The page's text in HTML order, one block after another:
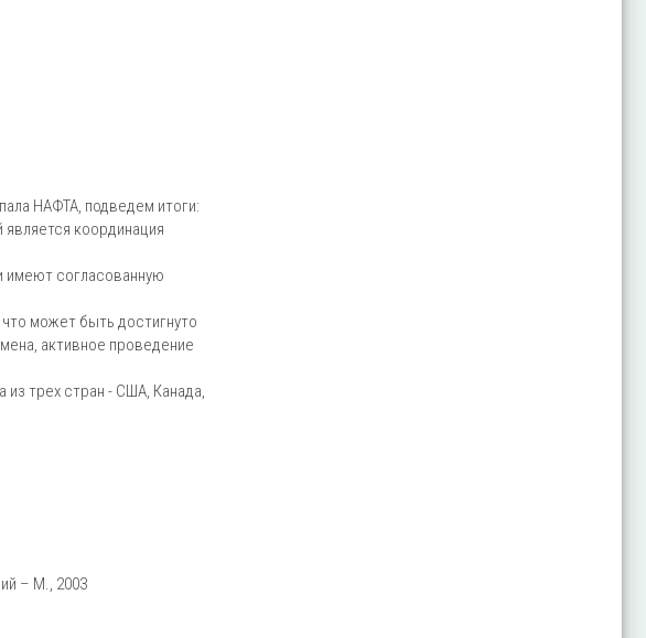
НАФТА, подведем итоги:
координация
имеют согласованную
может быть достигнуто
активное проведение
из трех стран - США, Канада,
– М., 2003